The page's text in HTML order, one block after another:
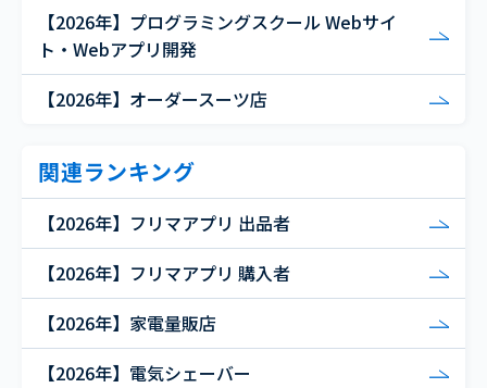
【2026年】プログラミングスクール Webサイ
ト・Webアプリ開発
【2026年】オーダースーツ店
関連ランキング
【2026年】フリマアプリ 出品者
【2026年】フリマアプリ 購入者
【2026年】家電量販店
【2026年】電気シェーバー